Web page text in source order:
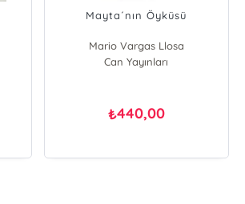
Mayta´nın Öyküsü
Mario Vargas Llosa
Can Yayınları
₺440,00